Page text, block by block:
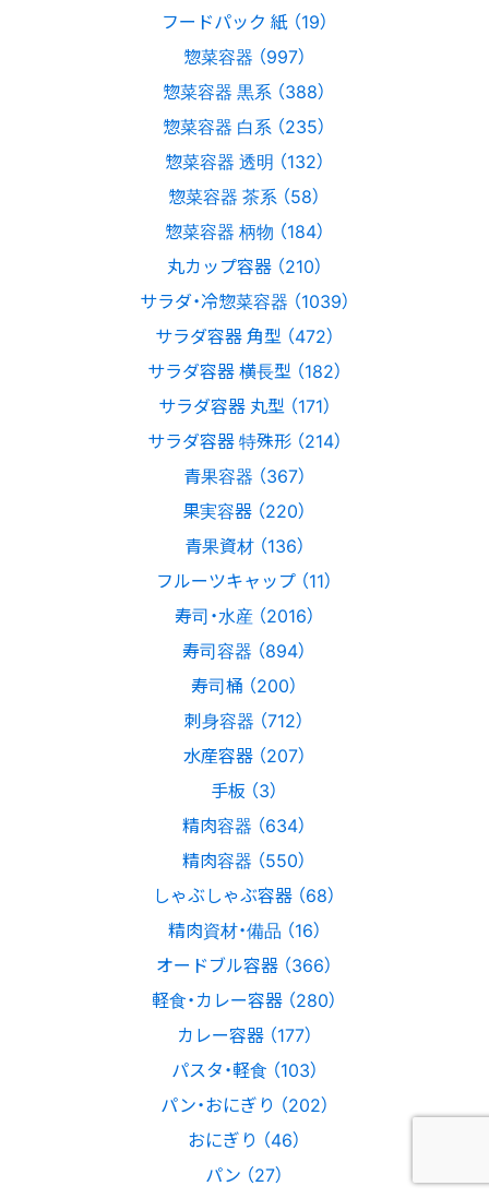
フードパック 紙 （19）
惣菜容器 （997）
惣菜容器 黒系 （388）
惣菜容器 白系 （235）
惣菜容器 透明 （132）
惣菜容器 茶系 （58）
惣菜容器 柄物 （184）
丸カップ容器 （210）
サラダ・冷惣菜容器 （1039）
サラダ容器 角型 （472）
サラダ容器 横長型 （182）
サラダ容器 丸型 （171）
サラダ容器 特殊形 （214）
青果容器 （367）
果実容器 （220）
青果資材 （136）
フルーツキャップ （11）
寿司・水産 （2016）
寿司容器 （894）
寿司桶 （200）
刺身容器 （712）
水産容器 （207）
手板 （3）
精肉容器 （634）
精肉容器 （550）
しゃぶしゃぶ容器 （68）
精肉資材・備品 （16）
オードブル容器 （366）
軽食・カレー容器 （280）
カレー容器 （177）
パスタ・軽食 （103）
パン・おにぎり （202）
おにぎり （46）
パン （27）